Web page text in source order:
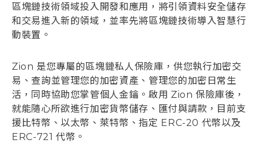
區塊鏈技術領域投入開發和應用，將引領資料安全儲存
和交易進入新的領域，並率先將區塊鏈技術導入智慧行
動裝置。
Zion 是您專屬的區塊鏈私人保險庫，供您執行加密交
易、查詢並管理您的加密資產、管理您的加密日常生
活，同時協助您掌管個人金鑰。啟用 Zion 保險庫後，
就能隨心所欲進行加密貨幣儲存、匯付與請款，目前支
援比特幣、以太幣、萊特幣、指定 ERC-20 代幣以及
ERC-721 代幣。